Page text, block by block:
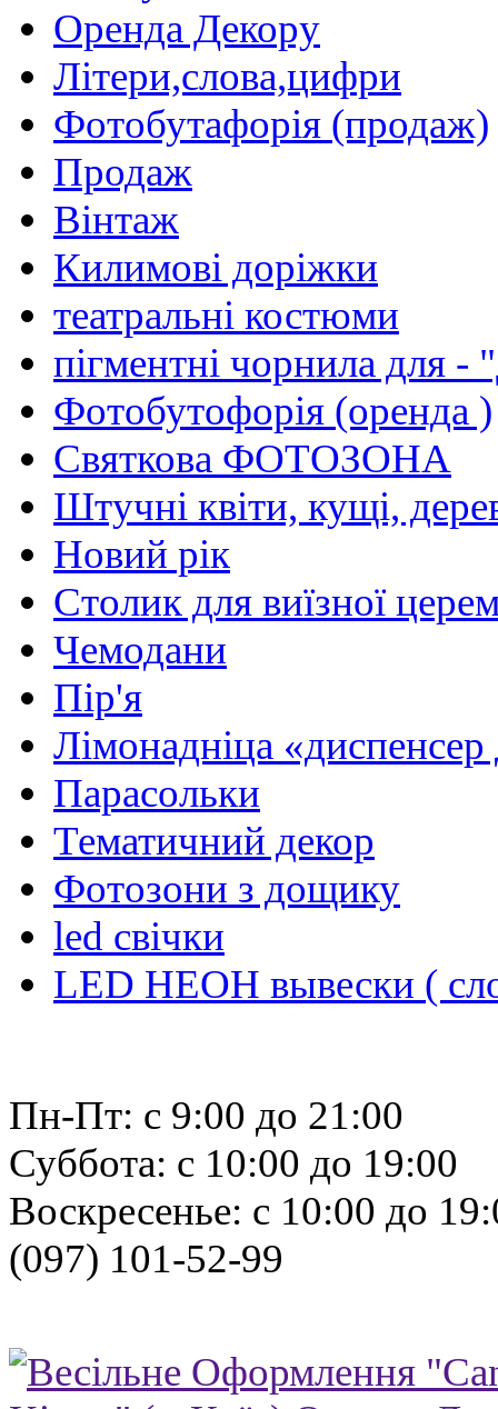
Оренда Декору
Лiтери,слова,цифри
Фотобутафорiя (продаж)
Продаж
Вiнтаж
Килимовi дорiжки
театральнi костюми
пiгментнi чорнила для -
Фотобутофорiя (оренда )
Святкова ФОТОЗОНА
Штучнi квiти, кущi,
Новий рiк
Столик для виїзної
Чемодани
Пір'я
Лiмонаднiца «диспенсер
Парасольки
Тематичний декор
Фотозони з дощику
led свiчки
LED НЕОН вывески (
Пн-Пт: с 9:00 до 21:00
Суббота: с 10:00 до 19:00
Воскресенье: с 10:00 до
(097) 101-52-99